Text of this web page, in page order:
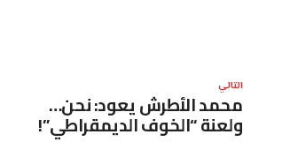
التالي
محمد الأطرش يعود: نحن…
ولعنة “الخوف الديمقراطي”!